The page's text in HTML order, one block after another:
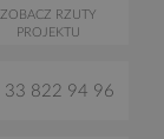
ZOBACZ RZUTY
PROJEKTU
33 822 94 96